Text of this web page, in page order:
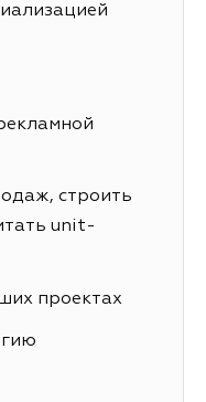
строить
unit-
проектах